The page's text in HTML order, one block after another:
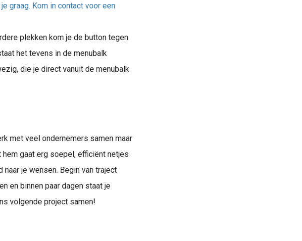
graag. Kom in contact voor een
plekken kom je de button tegen
het tevens in de menubalk
die je direct vanuit de menubalk
met veel ondernemers samen maar
gaat erg soepel, efficiënt netjes
je wensen. Begin van traject
en binnen paar dagen staat je
volgende project samen!